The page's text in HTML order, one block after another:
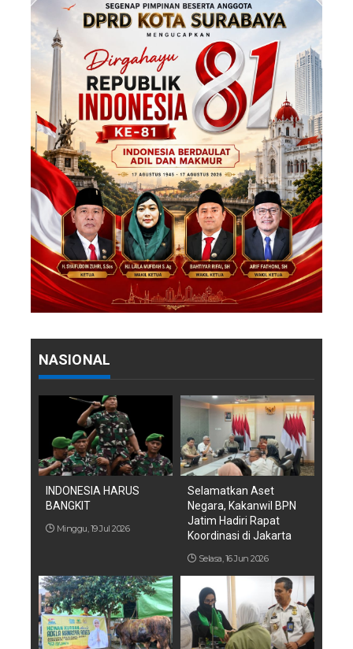
NASIONAL
INDONESIA HARUS
BANGKIT
Minggu, 19 Jul 2026
Selamatkan Aset
Negara, Kakanwil BPN
Jatim Hadiri Rapat
Koordinasi di Jakarta
Selasa, 16 Jun 2026